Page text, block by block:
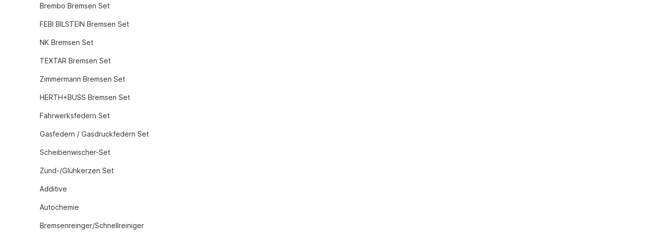
Brembo Bremsen Set
FEBI BILSTEIN Bremsen Set
NK Bremsen Set
TEXTAR Bremsen Set
Zimmermann Bremsen Set
HERTH+BUSS Bremsen Set
Fahrwerksfedern Set
Gasfedern / Gasdruckfedern Set
Scheibenwischer-Set
Zünd-/Glühkerzen Set
Additive
Autochemie
Bremsenreinger/Schnellreiniger